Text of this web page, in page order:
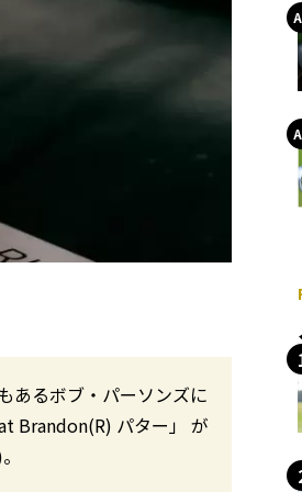
あるボブ・パーソンズに
Brandon(R) パター」 が